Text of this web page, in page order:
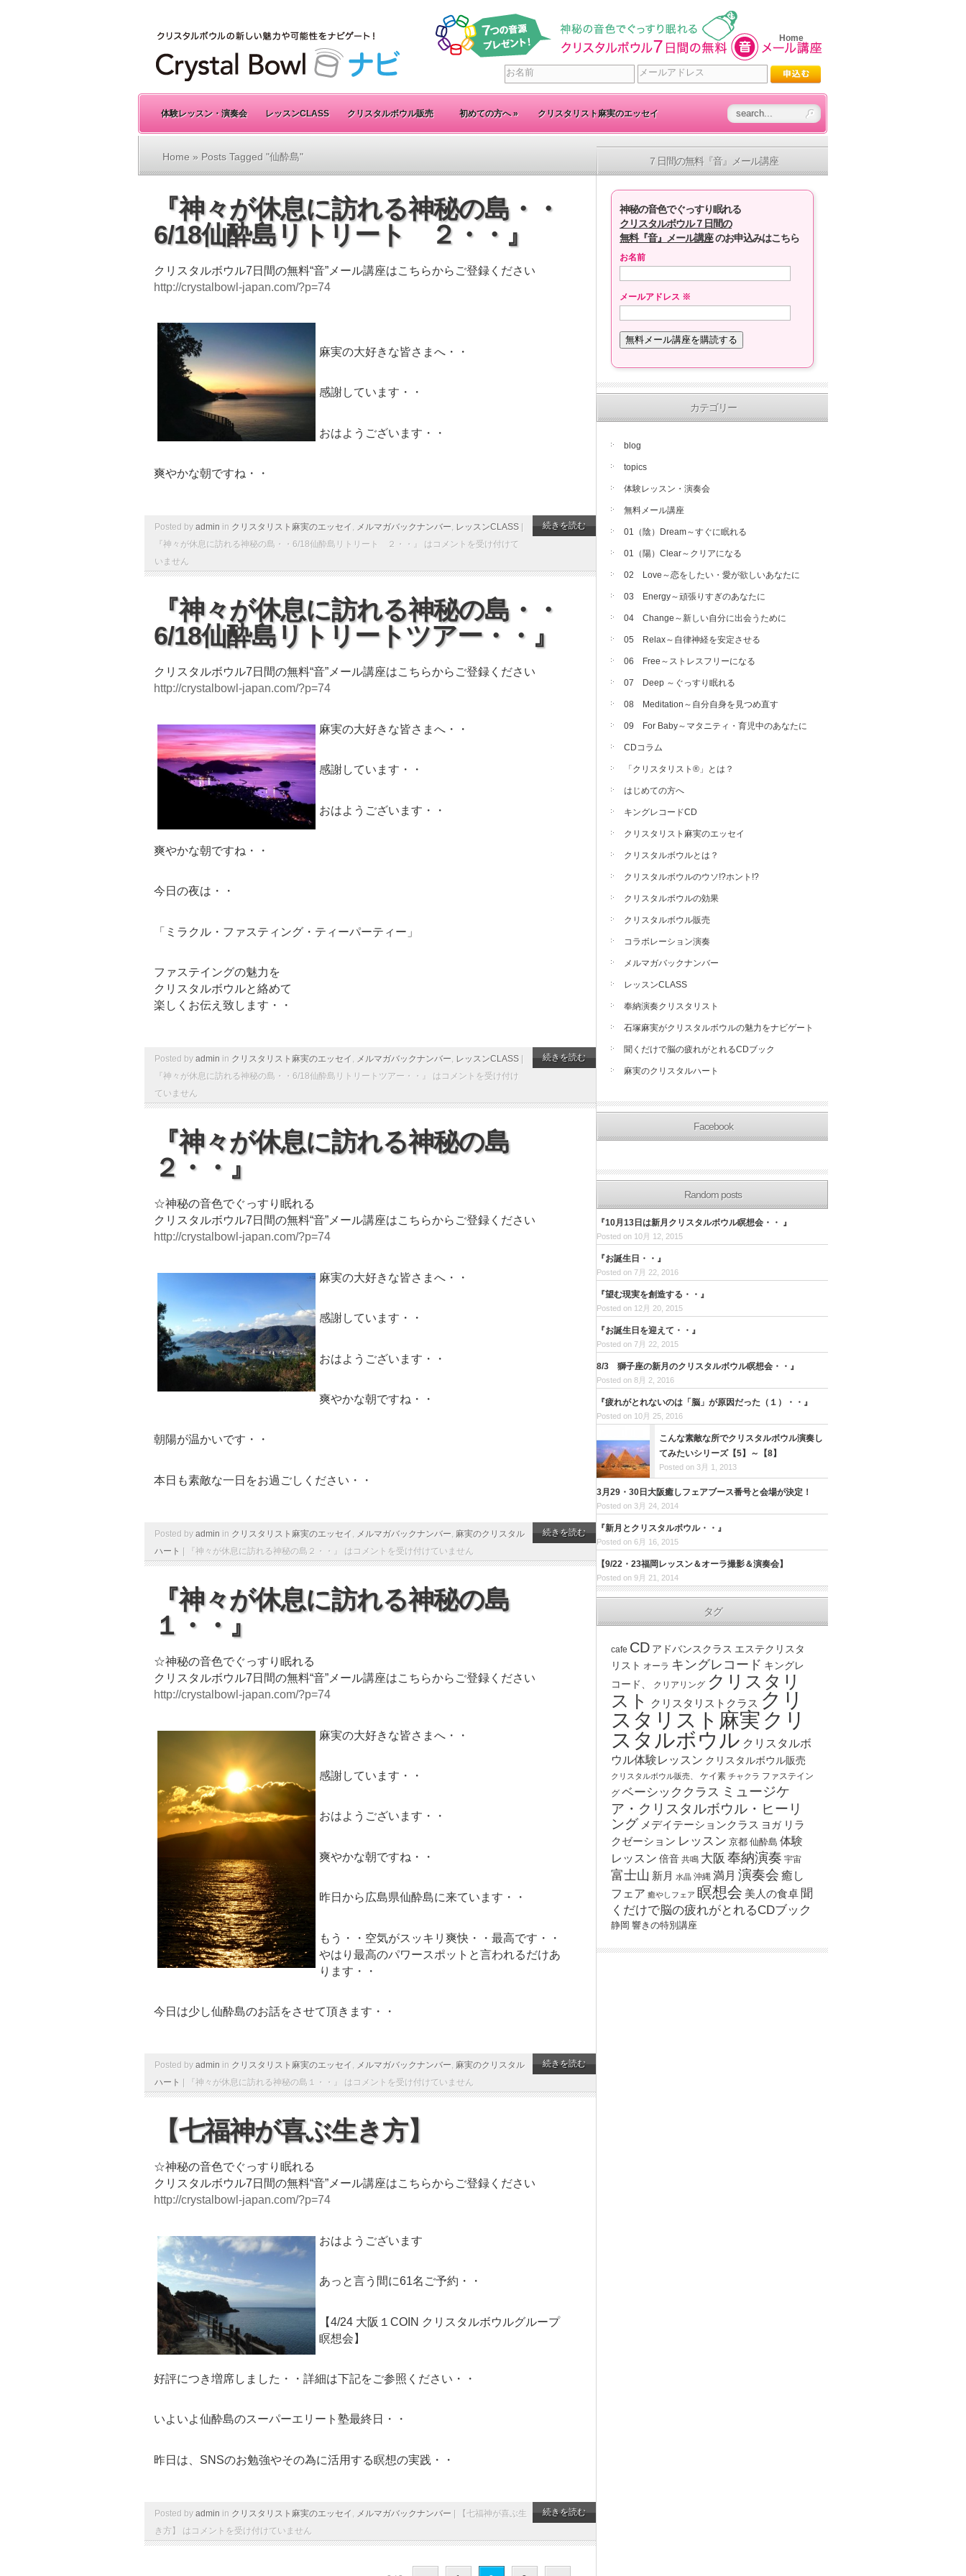
Home
体験レッスン・演奏会 レッスンCLASS クリスタルボウル販売 初めての方へ» クリスタリスト麻実のエッセイ
Home » Posts Tagged "仙酔島"
『神々が休息に訪れる神秘の島・・
6/18仙酔島リトリート ２・・』
クリスタルボウル7日間の無料“音”メール講座はこちらからご登録ください
http://crystalbowl-japan.com/?p=74
麻実の大好きな皆さまへ・・
感謝しています・・
おはようございます・・
爽やかな朝ですね・・
Posted by admin in クリスタリスト麻実のエッセイ , メルマガバックナンバー, レッスンCLASS
『神々が休息に訪れる神秘の島・・6/18仙酔島リトリート ２・・』 は コメントを受け付けて
いません
続きを読む
『神々が休息に訪れる神秘の島・・
6/18仙酔島リトリートツアー・・』
クリスタルボウル7日間の無料“音”メール講座はこちらからご登録ください
http://crystalbowl-japan.com/?p=74
麻実の大好きな皆さまへ・・
感謝しています・・
おはようございます・・
爽やかな朝ですね・・
今日の夜は・・
「ミラクル・ファスティング・ティーパーティー」
ファステイングの魅力を
クリスタルボウルと絡めて
楽しくお伝え致します・・
Posted by admin in クリスタリスト麻実のエッセイ , メルマガバックナンバー, レッスンCLASS
『神々が休息に訪れる神秘の島・・6/18仙酔島リトリートツアー・・』 は コメントを受け付け
ていません
続きを読む
『神々が休息に訪れる神秘の島
２・・』
☆神秘の音色でぐっすり眠れる
クリスタルボウル7日間の無料“音”メール講座はこちらからご登録ください
http://crystalbowl-japan.com/?p=74
麻実の大好きな皆さまへ・・
感謝しています・・
おはようございます・・
爽やかな朝ですね・・
朝陽が温かいです・・
本日も素敵な一日をお過ごしください・・
Posted by admin in クリスタリスト麻実のエッセイ , メルマガバックナンバー, 麻実のクリスタル
ハート
『神々が休息に訪れる神秘の島２・・』 は コメントを受け付けていません
続きを読む
『神々が休息に訪れる神秘の島
１・・』
☆神秘の音色でぐっすり眠れる
クリスタルボウル7日間の無料“音”メール講座はこちらからご登録ください
http://crystalbowl-japan.com/?p=74
麻実の大好きな皆さまへ・・
感謝しています・・
おはようございます・・
爽やかな朝ですね・・
昨日から広島県仙酔島に来ています・・
もう・・空気がスッキリ爽快・・最高です・・
やはり最高のパワースポットと言われるだけあ
ります・・
今日は少し仙酔島のお話をさせて頂きます・・
Posted by admin in クリスタリスト麻実のエッセイ , メルマガバックナンバー, 麻実のクリスタル
ハート
『神々が休息に訪れる神秘の島１・・』 は コメントを受け付けていません
続きを読む
【七福神が喜ぶ生き方】
☆神秘の音色でぐっすり眠れる
クリスタルボウル7日間の無料“音”メール講座はこちらからご登録ください
http://crystalbowl-japan.com/?p=74
おはようございます
あっと言う間に61名ご予約・・
【4/24 大阪１COIN クリスタルボウルグループ
瞑想会】
好評につき増席しました・・詳細は下記をご参照ください・・
いよいよ仙酔島のスーパーエリート塾最終日・・
昨日は、SNSのお勉強やその為に活用する瞑想の実践・・
Posted by admin in クリスタリスト麻実のエッセイ , メルマガバックナンバー
【七福神が喜ぶ生
き方】 は コメントを受け付けていません
続きを読む
７日間の無料『音』メール講座
神秘の音色でぐっすり眠れる
クリスタルボウル７日間の
無料『音』メール講座のお申込みはこちら
お名前
メールアドレス ※
カテゴリー
blog
topics
体験レッスン・演奏会
無料メール講座
01（陰）Dream～すぐに眠れる
01（陽）Clear～クリアになる
02 Love～恋をしたい・愛が欲しいあなたに
03 Energy～頑張りすぎのあなたに
04 Change～新しい自分に出会うために
05 Relax～自律神経を安定させる
06 Free～ストレスフリーになる
07 Deep ～ぐっすり眠れる
08 Meditation～自分自身を見つめ直す
09 For Baby～マタニティ・育児中のあなたに
CDコラム
「クリスタリスト®」とは？
はじめての方へ
キングレコードCD
クリスタリスト麻実のエッセイ
クリスタルボウルとは？
クリスタルボウルのウソ!?ホント!?
クリスタルボウルの効果
クリスタルボウル販売
コラボレーション演奏
メルマガバックナンバー
レッスンCLASS
奉納演奏クリスタリスト
石塚麻実がクリスタルボウルの魅力をナビゲート
聞くだけで脳の疲れがとれるCDブック
麻実のクリスタルハート
Facebook
Random posts
『10月13日は新月クリスタルボウル瞑想会・・ 』
Posted on 10月 12, 2015
『お誕生日・・』
Posted on 7月 22, 2016
『望む現実を創造する・・』
Posted on 12月 20, 2015
『お誕生日を迎えて・・』
Posted on 7月 22, 2015
8/3 獅子座の新月のクリスタルボウル瞑想会・・』
Posted on 8月 2, 2016
『疲れがとれないのは「脳」が原因だった（１）・・』
Posted on 10月 25, 2016
こんな素敵な所でクリスタルボウル演奏し
てみたいシリーズ【5】～【8】
Posted on 3月 1, 2013
3月29・30日大阪癒しフェアブース番号と会場が決定！
Posted on 3月 24, 2014
『新月とクリスタルボウル・・』
Posted on 6月 16, 2015
【9/22・23福岡レッスン＆オーラ撮影＆演奏会】
Posted on 9月 21, 2014
タグ
cafe CD アドバンスクラス エステクリスタ
リスト オーラ キングレコード キングレ
コード、
クリアリング クリスタリ
スト
クリスタリストクラス クリ
スタリスト麻実 クリ
スタルボウル クリスタルボ
ウル体験レッスン クリスタルボウル販売
クリスタルボウル販売、 ケイ素 チャクラ ファステイン
グ ベーシッククラス ミュージケ
ア・クリスタルボウル・ヒーリ
ング メデイテーションクラス ヨガ リラ
クゼーション レッスン 京都 仙酔島 体験
レッスン 倍音 共鳴 大阪 奉納演奏 宇宙
富士山 新月 水晶 沖縄 満月 演奏会 癒し
フェア 癒やしフェア 瞑想会 美人の食卓 聞
くだけで脳の疲れがとれるCDブック
静岡 響きの特別講座